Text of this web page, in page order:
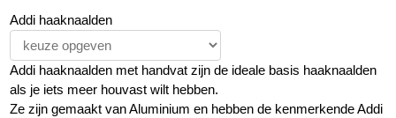
Addi haaknaalden
Addi haaknaalden met handvat zijn de ideale basis haaknaalden
als je iets meer houvast wilt hebben.
Ze zijn gemaakt van Aluminium en hebben de kenmerkende Addi